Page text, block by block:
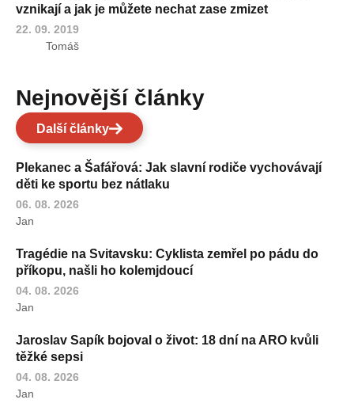
vznikají a jak je můžete nechat zase zmizet
22. 09. 2019
Tomáš
Nejnovější články
Další články
Plekanec a Šafářová: Jak slavní rodiče vychovávají
děti ke sportu bez nátlaku
06. 08. 2026
Jan
Tragédie na Svitavsku: Cyklista zemřel po pádu do
příkopu, našli ho kolemjdoucí
04. 08. 2026
Jan
Jaroslav Sapík bojoval o život: 18 dní na ARO kvůli
těžké sepsi
04. 08. 2026
Jan